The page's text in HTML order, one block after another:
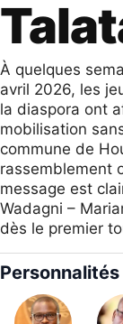
À quelques
avril 2026, les
la diaspora ont
mobilisation
commune de
rassemblement
message est
Wadagni –
dès le premier